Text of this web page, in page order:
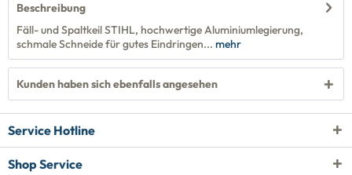
Beschreibung
Fäll- und Spaltkeil STIHL, hochwertige Aluminiumlegierung,
schmale Schneide für gutes Eindringen... mehr
Kunden haben sich ebenfalls angesehen
Service Hotline
Shop Service